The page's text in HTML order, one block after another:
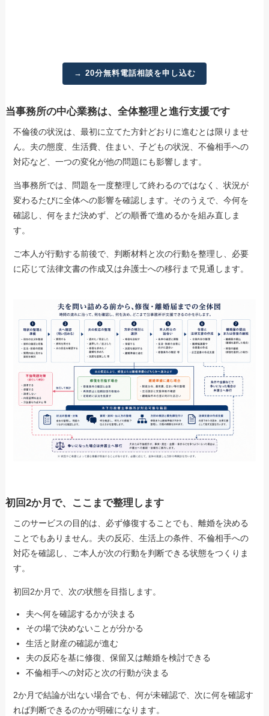
→ 20分無料電話相談を申し込む
当事務所の中心業務は、全体整理と進行支援です
不倫後の状況は、最初に立てた方針どおりに進むとは限りませ
ん。夫の態度、生活費、住まい、子どもの状況、不倫相手への
対応など、一つの変化が他の問題にも影響します。
当事務所では、問題を一度整理して終わるのではなく、状況が
変わるたびに全体への影響を確認します。そのうえで、今何を
確認し、何をまだ決めず、どの順番で進めるかを組み直しま
す。
ご本人が行動する前後で、判断材料と次の行動を整理し、必要
に応じて法律文書の作成又は弁護士への移行まで見通します。
初回2か月で、ここまで整理します
このサービスの目的は、必ず修復することでも、離婚を決める
ことでもありません。夫の反応、生活上の条件、不倫相手への
対応を確認し、ご本人が次の行動を判断できる状態をつくりま
す。
初回2か月で、次の状態を目指します。
夫へ何を確認するかが決まる
その場で決めないことが分かる
生活と財産の確認が進む
夫の反応を基に修復、保留又は離婚を検討できる
不倫相手への対応と次の行動が決まる
2か月で結論が出ない場合でも、何が未確認で、次に何を確認す
れば判断できるのかが明確になります。